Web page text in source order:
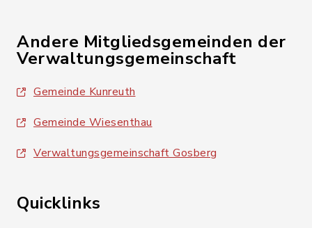
Andere Mitgliedsgemeinden der
Verwaltungsgemeinschaft
Gemeinde Kunreuth
Gemeinde Wiesenthau
Verwaltungsgemeinschaft Gosberg
Quicklinks